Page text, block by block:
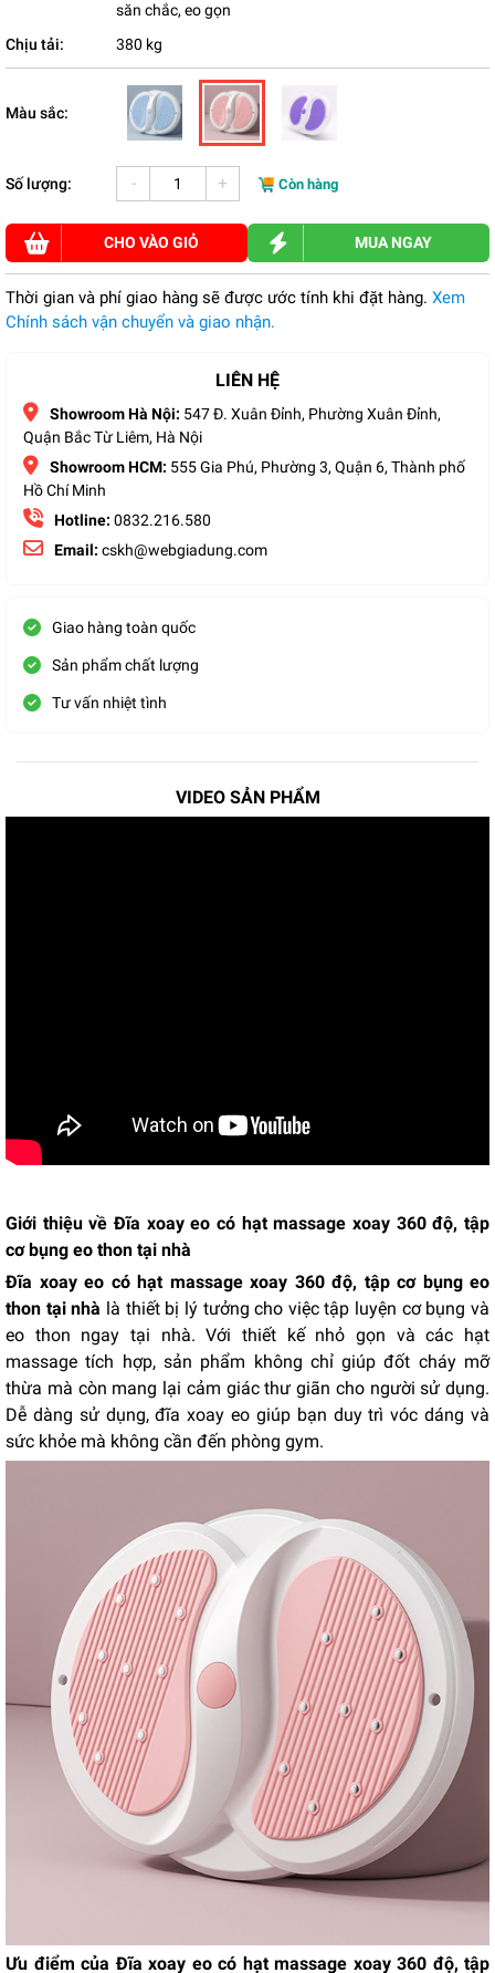
săn chắc, eo gọn
Chịu tải:
380 kg
Màu sắc:
Số lượng: - + Còn hàng
CHO VÀO GIỎ MUA NGAY
Thời gian và phí giao hàng sẽ được ước tính khi đặt hàng. Xem
Chính sách vận chuyển và giao nhận.
LIÊN HỆ
Showroom Hà Nội: 547 Đ. Xuân Đỉnh, Phường Xuân Đỉnh,
Quận Bắc Từ Liêm, Hà Nội
Showroom HCM: 555 Gia Phú, Phường 3, Quận 6, Thành phố
Hồ Chí Minh
Hotline: 0832.216.580
Email: cskh@webgiadung.com
Giao hàng toàn quốc
Sản phẩm chất lượng
Tư vấn nhiệt tình
VIDEO SẢN PHẨM
Giới thiệu về Đĩa xoay eo có hạt massage xoay 360 độ, tập
cơ bụng eo thon tại nhà
Đĩa xoay eo có hạt massage xoay 360 độ, tập cơ bụng eo
thon tại nhà là thiết bị lý tưởng cho việc tập luyện cơ bụng và
eo thon ngay tại nhà. Với thiết kế nhỏ gọn và các hạt
massage tích hợp, sản phẩm không chỉ giúp đốt cháy mỡ
thừa mà còn mang lại cảm giác thư giãn cho người sử dụng.
Dễ dàng sử dụng, đĩa xoay eo giúp bạn duy trì vóc dáng và
sức khỏe mà không cần đến phòng gym.
Ưu điểm của Đĩa xoay eo có hạt massage xoay 360 độ, tập